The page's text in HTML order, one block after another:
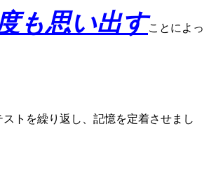
も思い出すことによっ
ストを繰り返し、記憶を定着させまし